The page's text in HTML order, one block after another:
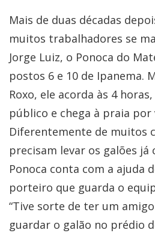
Mais de duas décadas
muitos trabalhadores se
Jorge Luiz, o Ponoca do
postos 6 e 10 de Ipanema.
Roxo, ele acorda às 4
público e chega à praia por
Diferentemente de muitos
precisam levar os galões já
Ponoca conta com a ajuda
porteiro que guarda o
“Tive sorte de ter um
guardar o galão no prédio